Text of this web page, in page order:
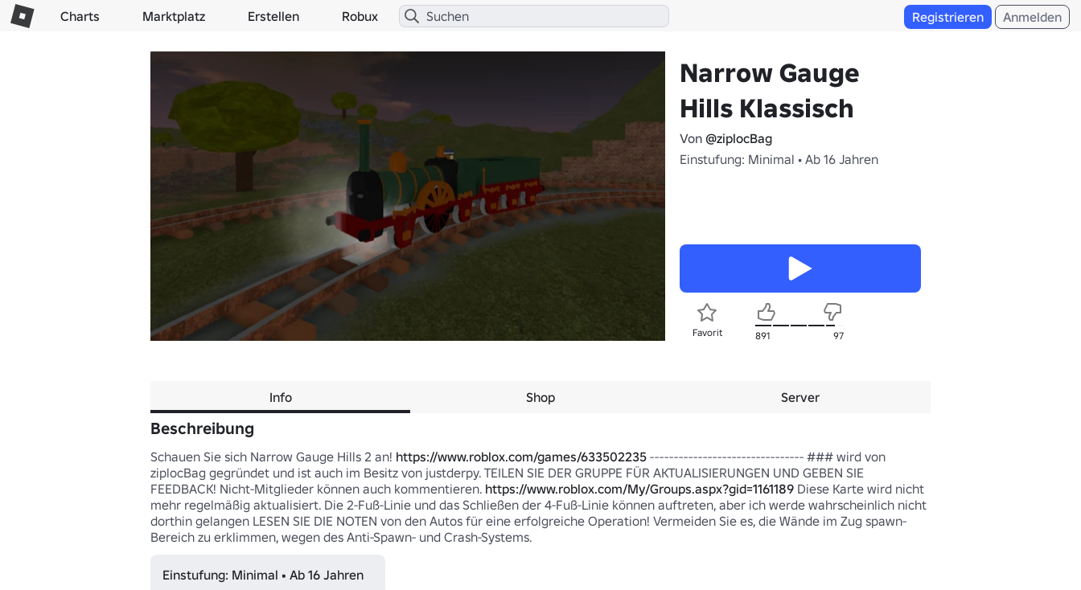
Charts Marktplatz Erstellen Robux Registrieren Anmelden
Narrow Gauge
Hills Klassisch
Von @ziplocBag
Einstufung: Minimal • Ab 16 Jahren
Favorit 891 97
Info Shop Server
Beschreibung
Schauen Sie sich Narrow Gauge Hills 2 an! https://www.roblox.com/games/633502235 -------------------------------- ### wird von
ziplocBag gegründet und ist auch im Besitz von justderpy. TEILEN SIE DER GRUPPE FÜR AKTUALISIERUNGEN UND GEBEN SIE
FEEDBACK! Nicht-Mitglieder können auch kommentieren. https://www.roblox.com/My/Groups.aspx?gid=1161189 Diese Karte wird nicht
mehr regelmäßig aktualisiert. Die 2-Fuß-Linie und das Schließen der 4-Fuß-Linie können auftreten, aber ich werde wahrscheinlich nicht
dorthin gelangen LESEN SIE DIE NOTEN von den Autos für eine erfolgreiche Operation! Vermeiden Sie es, die Wände im Zug spawn-
Bereich zu erklimmen, wegen des Anti-Spawn- und Crash-Systems.
Einstufung: Minimal • Ab 16 Jahren